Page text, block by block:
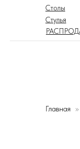
Столы
Стулья
Главная